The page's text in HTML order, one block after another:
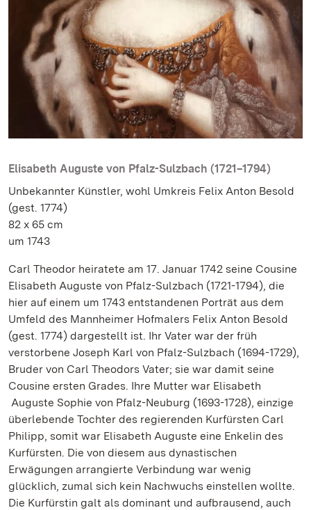
Elisabeth Auguste von Pfalz-Sulzbach (1721–1794)
Unbekannter Künstler, wohl Umkreis Felix Anton Besold
(gest. 1774)
82 x 65 cm
um 1743
Carl Theodor heiratete am 17. Januar 1742 seine Cousine
Elisabeth Auguste von Pfalz-Sulzbach (1721-1794), die
hier auf einem um 1743 entstandenen Porträt aus dem
Umfeld des Mannheimer Hofmalers Felix Anton Besold
(gest. 1774) dargestellt ist. Ihr Vater war der früh
verstorbene Joseph Karl von Pfalz-Sulzbach (1694-1729),
Bruder von Carl Theodors Vater; sie war damit seine
Cousine ersten Grades. Ihre Mutter war Elisabeth
Auguste Sophie von Pfalz-Neuburg (1693-1728), einzige
überlebende Tochter des regierenden Kurfürsten Carl
Philipp, somit war Elisabeth Auguste eine Enkelin des
Kurfürsten. Die von diesem aus dynastischen
Erwägungen arrangierte Verbindung war wenig
glücklich, zumal sich kein Nachwuchs einstellen wollte.
Die Kurfürstin galt als dominant und aufbrausend, auch